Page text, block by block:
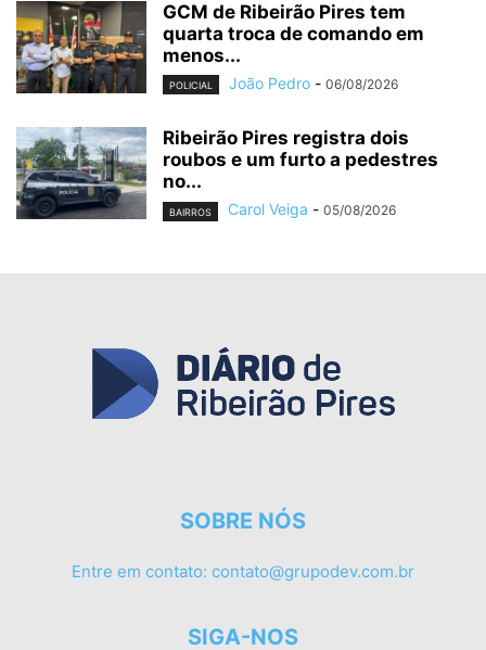
GCM de Ribeirão Pires tem
quarta troca de comando em
menos...
POLICIAL João Pedro - 06/08/2026
Ribeirão Pires registra dois
roubos e um furto a pedestres
no...
BAIRROS Carol Veiga - 05/08/2026
SOBRE NÓS
Entre em contato: contato@grupodev.com.br
SIGA-NOS